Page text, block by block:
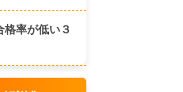
格率が低い３